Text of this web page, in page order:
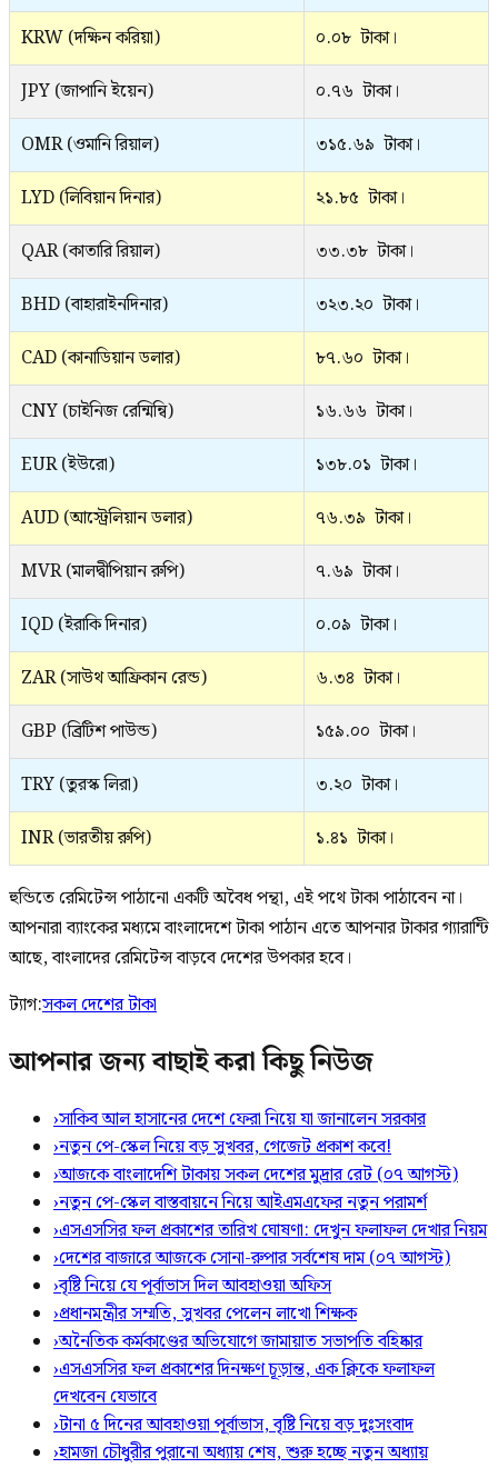
KRW (দক্ষিন করিয়া)
০.০৮ টাকা।
JPY (জাপানি ইয়েন)
০.৭৬ টাকা।
OMR (ওমানি রিয়াল)
৩১৫.৬৯ টাকা।
LYD (লিবিয়ান দিনার)
২১.৮৫ টাকা।
QAR (কাতারি রিয়াল)
৩৩.৩৮ টাকা।
BHD (বাহারাইনদিনার)
৩২৩.২০ টাকা।
CAD (কানাডিয়ান ডলার)
৮৭.৬০ টাকা।
CNY (চাইনিজ রেন্মিন্বি)
১৬.৬৬ টাকা।
EUR (ইউরো)
১৩৮.০১ টাকা।
AUD (আস্ট্রেলিয়ান ডলার)
৭৬.৩৯ টাকা।
MVR (মালদ্বীপিয়ান রুপি)
৭.৬৯ টাকা।
IQD (ইরাকি দিনার)
০.০৯ টাকা।
ZAR (সাউথ আফ্রিকান রেন্ড)
৬.৩৪ টাকা।
GBP (ব্রিটিশ পাউন্ড)
১৫৯.০০ টাকা।
TRY (তুরস্ক লিরা)
৩.২০ টাকা।
INR (ভারতীয় রুপি)
১.৪১ টাকা।
হুন্ডিতে রেমিটেন্স পাঠানো একটি অবৈধ পন্থা, এই পথে টাকা পাঠাবেন না।
আপনারা ব্যাংকের মধ্যমে বাংলাদেশে টাকা পাঠান এতে আপনার টাকার গ্যারান্টি
আছে, বাংলাদের রেমিটেন্স বাড়বে দেশের উপকার হবে।
ট্যাগ:সকল দেশের টাকা
আপনার জন্য বাছাই করা কিছু নিউজ
›সাকিব আল হাসানের দেশে ফেরা নিয়ে যা জানালেন সরকার
›নতুন পে-স্কেল নিয়ে বড় সুখবর, গেজেট প্রকাশ কবে!
›আজকে বাংলাদেশি টাকায় সকল দেশের মুদ্রার রেট (০৭ আগস্ট)
›নতুন পে-স্কেল বাস্তবায়নে নিয়ে আইএমএফের নতুন পরামর্শ
›এসএসসির ফল প্রকাশের তারিখ ঘোষণা: দেখুন ফলাফল দেখার নিয়ম
›দেশের বাজারে আজকে সোনা-রুপার সর্বশেষ দাম (০৭ আগস্ট)
›বৃষ্টি নিয়ে যে পূর্বাভাস দিল আবহাওয়া অফিস
›প্রধানমন্ত্রীর সম্মতি, সুখবর পেলেন লাখো শিক্ষক
›অনৈতিক কর্মকাণ্ডের অভিযোগে জামায়াত সভাপতি বহিষ্কার
›এসএসসির ফল প্রকাশের দিনক্ষণ চূড়ান্ত, এক ক্লিকে ফলাফল
দেখবেন যেভাবে
›টানা ৫ দিনের আবহাওয়া পূর্বাভাস, বৃষ্টি নিয়ে বড় দুঃসংবাদ
›হামজা চৌধুরীর পুরানো অধ্যায় শেষ, শুরু হচ্ছে নতুন অধ্যায়